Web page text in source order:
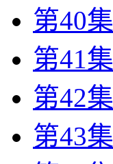
第40集
第41集
第42集
第43集